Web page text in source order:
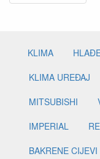
KLIMA
KLIMA UREĐAJ
MITSUBISHI
IMPERIAL
BAKRENE CIJEVI